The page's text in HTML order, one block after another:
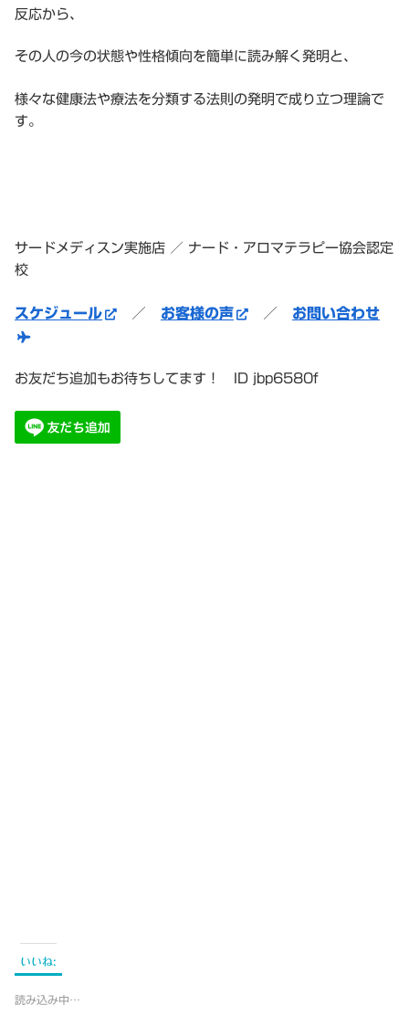
反応から、
その人の今の状態や性格傾向を簡単に読み解く発明と、
様々な健康法や療法を分類する法則の発明で成り立つ理論で
す。
サードメディスン実施店 ／ ナード・アロマテラピー協会認定
校
スケジュール ／ お客様の声 ／ お問い合わせ
お友だち追加もお待ちしてます！ ID jbp6580f
いいね:
読み込み中…